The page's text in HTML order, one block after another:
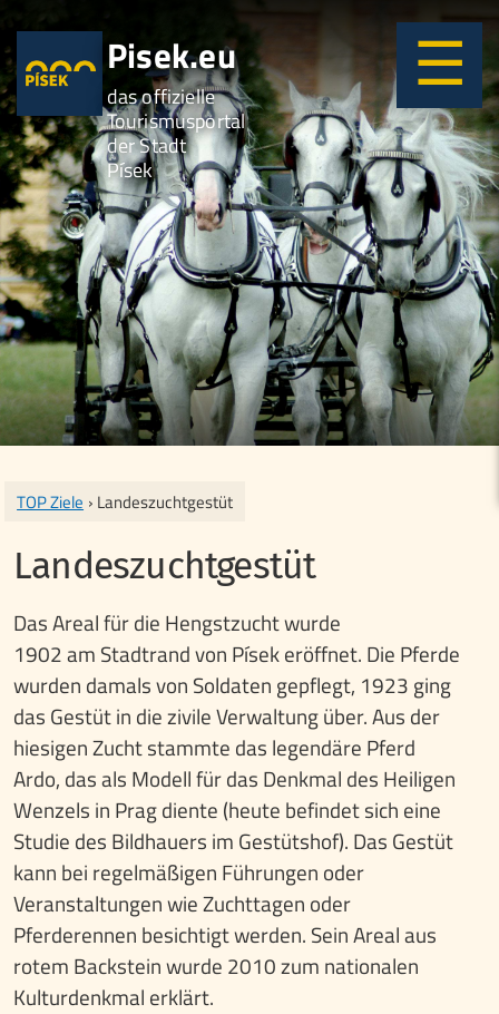
Pisek.eu
das offizielle
Tourismusportal
der Stadt
Písek
TOP Ziele › Landeszuchtgestüt
Landeszuchtgestüt
Das Areal für die Hengstzucht wurde
1902 am Stadtrand von Písek eröffnet. Die Pferde
wurden damals von Soldaten gepflegt, 1923 ging
das Gestüt in die zivile Verwaltung über. Aus der
hiesigen Zucht stammte das legendäre Pferd
Ardo, das als Modell für das Denkmal des Heiligen
Wenzels in Prag diente (heute befindet sich eine
Studie des Bildhauers im Gestütshof). Das Gestüt
kann bei regelmäßigen Führungen oder
Veranstaltungen wie Zuchttagen oder
Pferderennen besichtigt werden. Sein Areal aus
rotem Backstein wurde 2010 zum nationalen
Kulturdenkmal erklärt.